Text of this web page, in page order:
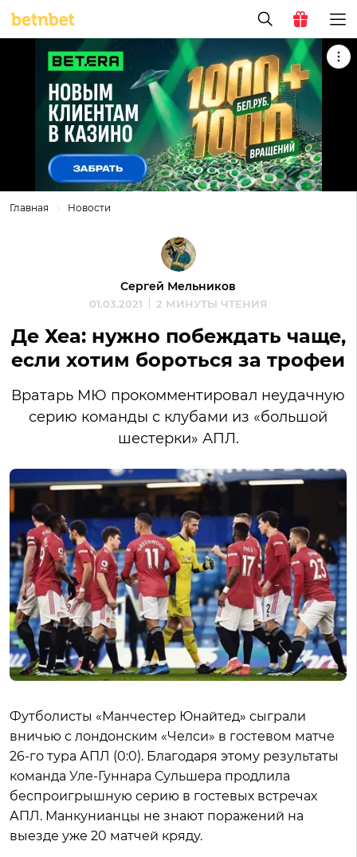
Главная Новости
Сергей Мельников
01.03.2021 2 МИНУТЫ ЧТЕНИЯ
Де Хеа: нужно побеждать чаще,
если хотим бороться за трофеи
Вратарь МЮ прокомментировал неудачную
серию команды с клубами из «большой
шестерки» АПЛ.
Футболисты «Манчестер Юнайтед» сыграли
вничью с лондонским «Челси» в гостевом матче
26-го тура АПЛ (0:0). Благодаря этому результаты
команда Уле-Гуннара Сульшера продлила
беспроигрышную серию в гостевых встречах
АПЛ. Манкунианцы не знают поражений на
выезде уже 20 матчей кряду.